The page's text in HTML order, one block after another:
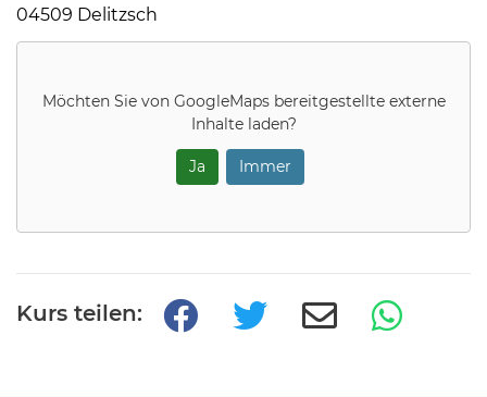
04509 Delitzsch
Möchten Sie von GoogleMapsbereitgestellte externe
Inhalte laden?
Ja Immer
Kurs teilen: